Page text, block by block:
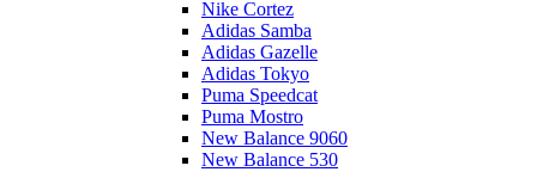
Nike Cortez
Adidas Samba
Adidas Gazelle
Adidas Tokyo
Puma Speedcat
Puma Mostro
New Balance 9060
New Balance 530